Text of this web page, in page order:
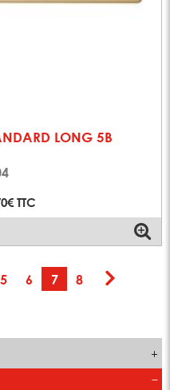
LONG 5B
TTC
5 6 7 8